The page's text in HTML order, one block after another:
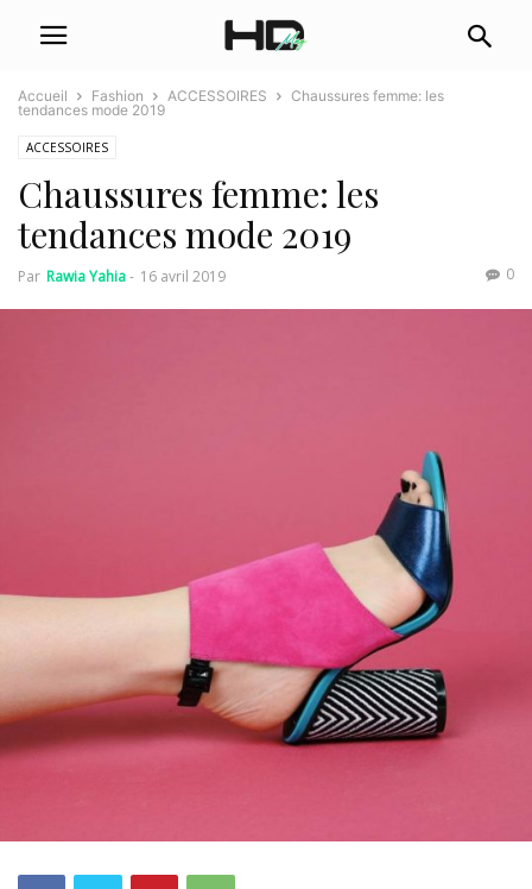
Accueil Fashion ACCESSOIRES
Chaussures femme: les
tendances mode 2019
ACCESSOIRES
Chaussures femme: les
tendances mode 2019
Par Rawia Yahia- 16 avril 2019 0